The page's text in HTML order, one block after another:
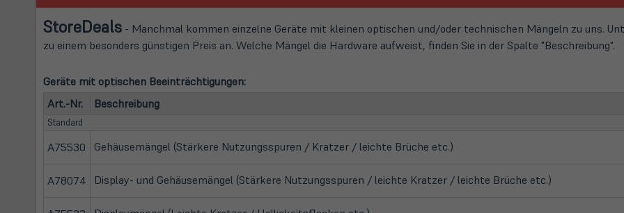
StoreDeals - Manchmal kommen einzelne Geräte mit kleinen optischen und/oder technischen Mängeln zu uns.
zu einem besonders günstigen Preis an. Welche Mängel die Hardware aufweist, finden Sie in der Spalte "Beschreibung".
Geräte mit optischen Beeinträchtigungen:
Art.-Nr.
Beschreibung
Standard
A75530 Gehäusemängel (Stärkere Nutzungsspuren / Kratzer / leichte Brüche etc.)
A78074 Display- und Gehäusemängel (Stärkere Nutzungsspuren / leichte Kratzer / leichte Brüche etc.)